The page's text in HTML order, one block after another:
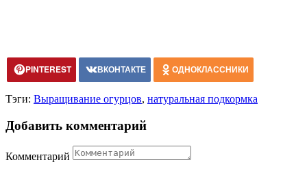
PINTEREST ВКОНТАКТЕ ОДНОКЛАССНИКИ
Тэги: Выращивание огурцов, натуральная подкормка
Добавить комментарий
Комментарий